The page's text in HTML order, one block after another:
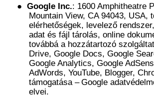
● Google Inc.: 1600 Amphitheatre
Mountain View, CA 94043, USA,
elérhetőségek, levelező
adat és fájl tárolás, online
továbbá a hozzátartozó
Drive, Google Docs, Google
Google Analytics, Google
AdWords, YouTube, Blogger,
támogatása – Google
elvei.